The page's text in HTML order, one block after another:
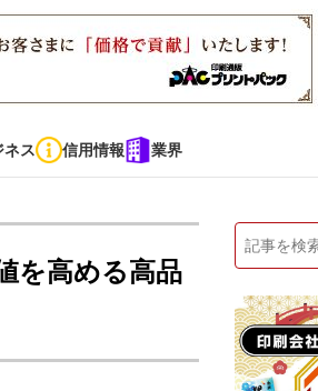
ネス 信用情報 業界
市場・統計
を高める高品